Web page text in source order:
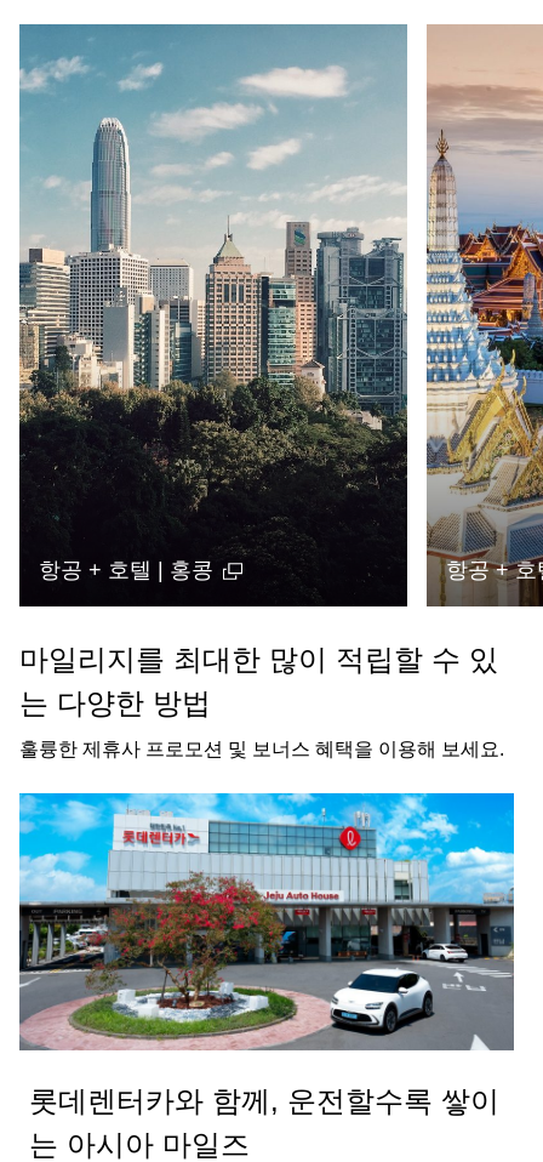
항공 + 호텔 | 홍콩 항공 +
마일리지를 최대한 많이 적립할 수 있
는 다양한 방법
훌륭한 제휴사 프로모션 및 보너스 혜택을 이용해 보세요.
롯데렌터카와 함께, 운전할수록 쌓이
는 아시아 마일즈